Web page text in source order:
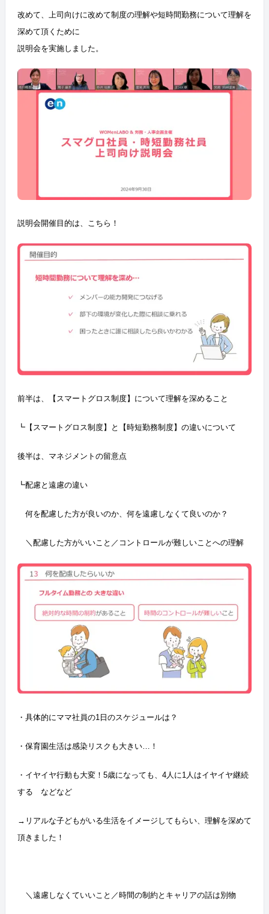
改めて、上司向けに改めて制度の理解や短時間勤務について理解を
深めて頂くために
説明会を実施しました。
説明会開催目的は、こちら！
前半は、【スマートグロス制度】について理解を深めること
┗【スマートグロス制度】と【時短勤務制度】の違いについて
後半は、マネジメントの留意点
┗配慮と遠慮の違い
何を配慮した方が良いのか、何を遠慮しなくて良いのか？
＼配慮した方がいいこと／コントロールが難しいことへの理解
・具体的にママ社員の1日のスケジュールは？
・保育園生活は感染リスクも大きい…！
・イヤイヤ行動も大変！5歳になっても、4人に1人はイヤイヤ継続
する などなど
→リアルな子どもがいる生活をイメージしてもらい、理解を深めて
頂きました！
＼遠慮しなくていいこと／時間の制約とキャリアの話は別物